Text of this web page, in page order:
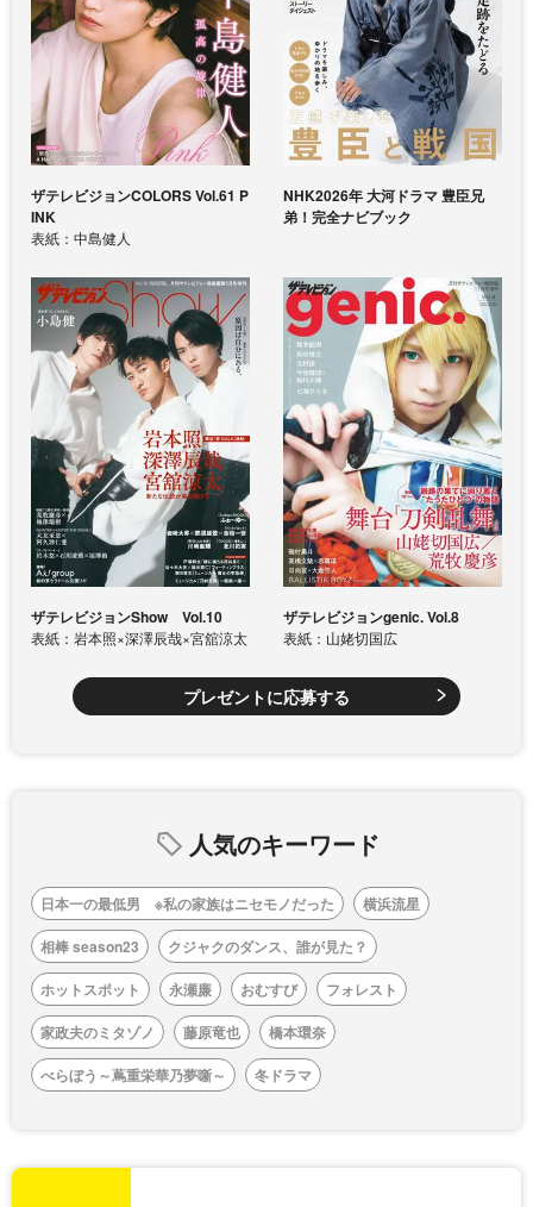
ザテレビジョンCOLORS Vol.61 P
INK
表紙：中島健人
NHK2026年 大河ドラマ 豊臣兄
弟！完全ナビブック
ザテレビジョンShow Vol.10
表紙：岩本照×深澤辰哉×宮舘涼太
ザテレビジョンgenic. Vol.8
表紙：山姥切国広
プレゼントに応募する
人気のキーワード
日本一の最低男 ※私の家族はニセモノだった
横浜流星
相棒 season23
クジャクのダンス、誰が見た？
ホットスポット
永瀬廉 おむすび
フォレスト
家政夫のミタゾノ
藤原竜也
橋本環奈
べらぼう～蔦重栄華乃夢噺～
冬ドラマ